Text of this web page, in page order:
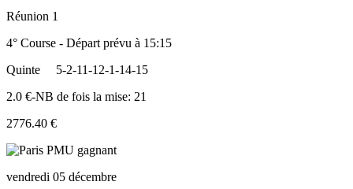
Réunion 1
4° Course - Départ prévu à 15:15
Quinte
5-2-11-12-1-14-15
2.0 €-NB de fois la mise: 21
2776.40 €
vendredi 05 décembre